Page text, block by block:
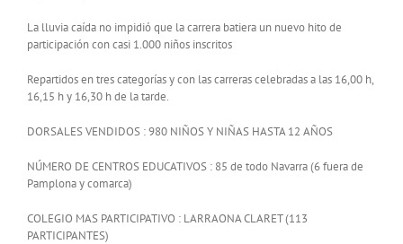
La lluvia caída no impidió que la carrera batiera un nuevo hito de
participación con casi 1.000 niños inscritos
Repartidos en tres categorías y con las carreras celebradas a las 16,00 h,
16,15 h y 16,30 h de la tarde.
DORSALES VENDIDOS : 980 NIÑOS Y NIÑAS HASTA 12 AÑOS
NÚMERO DE CENTROS EDUCATIVOS : 85 de todo Navarra (6 fuera de
Pamplona y comarca)
COLEGIO MAS PARTICIPATIVO : LARRAONA CLARET (113
PARTICIPANTES)